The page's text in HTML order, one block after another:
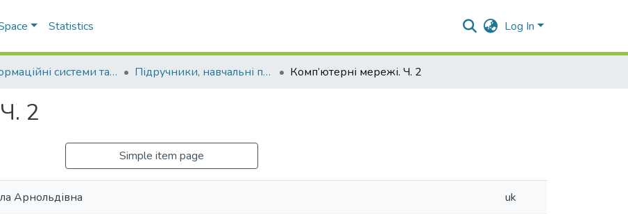
Statistics Log In
Інформаційні системи та технології Підручники, навчальні посібники та інші науково- та навчально-методичні праці ФМФІТ (Інформаційні системи та технології) Комп’ютерні мережі. Ч. 2
2
Simple item page
Арнольдівна uk